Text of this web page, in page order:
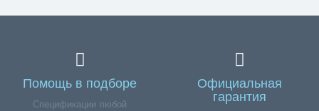
Помощь в подборе
Спецификации любой
Официальная
гарантия